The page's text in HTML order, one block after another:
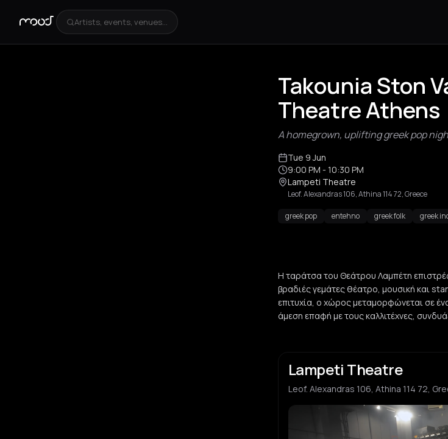
Artists, events, venues...
Takounia Ston
Theatre Athens
A homegrown, uplifting greek pop
Tue 9 Jun
9:00 PM - 10:30 PM
Lampeti Theatre
Leof. Alexandras 106, Athina 114 72, Greece
greek pop entehno greek folk greek
Η ταράτσα του Θεάτρου Λαμπέτη
βραδιές γεμάτες θέατρο, μουσική και
επιτυχία, ο χώρος μεταμορφώνεται σε
άμεση επαφή με τους καλλιτέχνες,
Lampeti Theatre
Leof. Alexandras 106, Athina 114 72,